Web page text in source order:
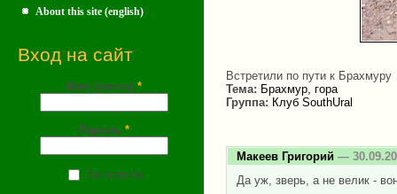
About this site (english)
Вход на сайт
Имя (почта) *
Пароль *
Запомнить
Встретили по пути к Брахмуру
Тема: Брахмур, гора
Группа: Клуб SouthUral
Макеев Григорий —
Да уж, зверь, а не велик -